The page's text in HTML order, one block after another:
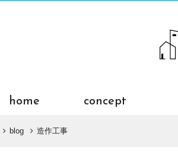
home concept
blog 造作工事